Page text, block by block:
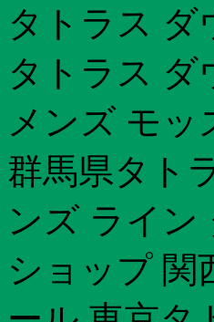
タトラス ダ
タトラス ダ
メンズ モッ
群馬県タト
ンズ ライン
ショップ 関